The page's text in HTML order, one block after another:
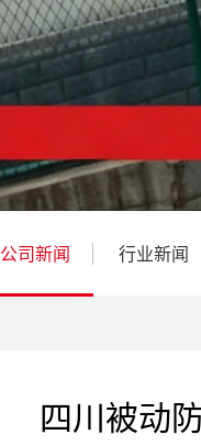
公司新闻 行业新闻
四川被动